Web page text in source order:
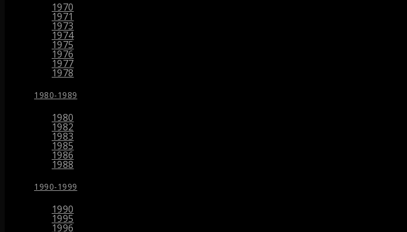
1970
1971
1973
1974
1975
1976
1977
1978
1980-1989
1980
1982
1983
1985
1986
1988
1990-1999
1990
1995
1996